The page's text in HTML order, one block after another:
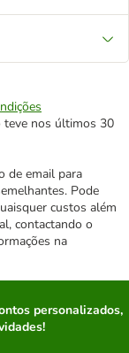
teve nos últimos 30
de email para
Pode
custos além
contactando o
na
personalizados,